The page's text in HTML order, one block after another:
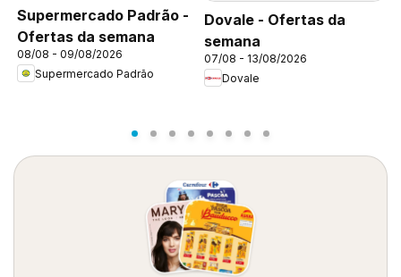
Supermercado Padrão -
Ofertas da semana
08/08 - 09/08/2026
Supermercado Padrão
Dovale - Ofertas da
semana
07/08 - 13/08/2026
Dovale